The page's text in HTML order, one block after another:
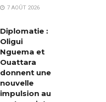
7 AOÛT 2026
Diplomatie :
Oligui
Nguema et
Ouattara
donnent une
nouvelle
impulsion au